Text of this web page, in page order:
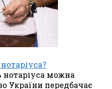
нотаріуса можна
України передбачає